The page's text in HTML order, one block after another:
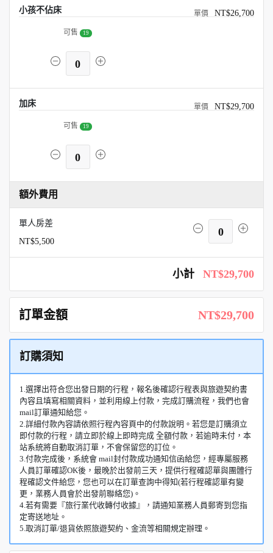
小孩不佔床 NT$26,700
可售 19
0
加床 NT$29,700
可售 19
0
額外費用
單人房差
NT$5,500
0
小計 NT$29,700
訂單金額 NT$29,700
訂購須知
1.選擇出符合您出發日期的行程，報名後確認行程表與旅遊契約書
內容且填寫相關資料，並利用線上付款，完成訂購流程，我們也會
mail訂單通知給您。
2.詳細付款內容請依照行程內容頁中的付款說明。若您是訂購須立
即付款的行程，請立即於線上即時完成 全額付款，若逾時未付，本
站系統將自動取消訂單，不會保留您的訂位。
3.付款完成後，系統會 mail封付款成功通知信函給您，經專屬服務
人員訂單確認OK後，最晚於出發前三天，提供行程確認單與團體行
程確認文件給您，您也可以在訂單查詢中得知(若行程確認單有變
更，業務人員會於出發前聯絡您)。
4.若有需要『旅行業代收轉付收據』，請通知業務人員郵寄到您指
定寄送地址。
5.取消訂單/退貨依照旅遊契約、金流等相關規定辦理。